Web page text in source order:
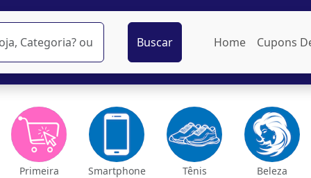
Buscar Home Cupons
Primeira
Smartphone Tênis Beleza